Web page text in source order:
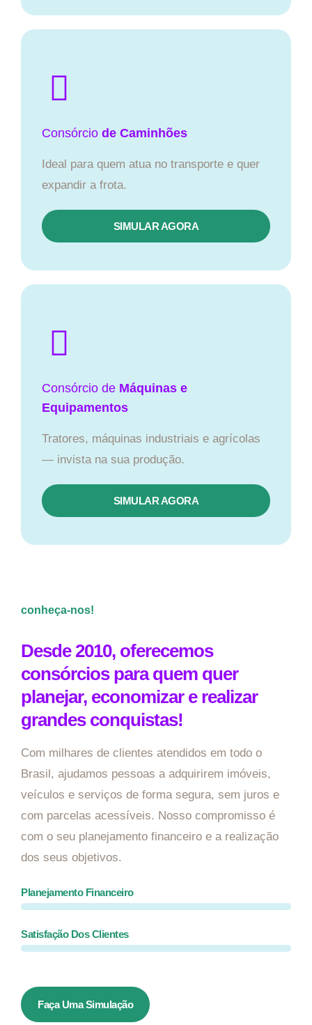
Consórcio de Caminhões
Ideal para quem atua no transporte e quer
expandir a frota.
SIMULAR AGORA
Consórcio de Máquinas e
Equipamentos
Tratores, máquinas industriais e agrícolas
— invista na sua produção.
SIMULAR AGORA
conheça-nos!
Desde 2010, oferecemos
consórcios para quem quer
planejar, economizar e realizar
grandes conquistas!
Com milhares de clientes atendidos em todo o
Brasil, ajudamos pessoas a adquirirem imóveis,
veículos e serviços de forma segura, sem juros e
com parcelas acessíveis. Nosso compromisso é
com o seu planejamento financeiro e a realização
dos seus objetivos.
Planejamento Financeiro
Satisfação Dos Clientes
Faça Uma Simulação